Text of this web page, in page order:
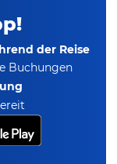
der Reise
Buchungen